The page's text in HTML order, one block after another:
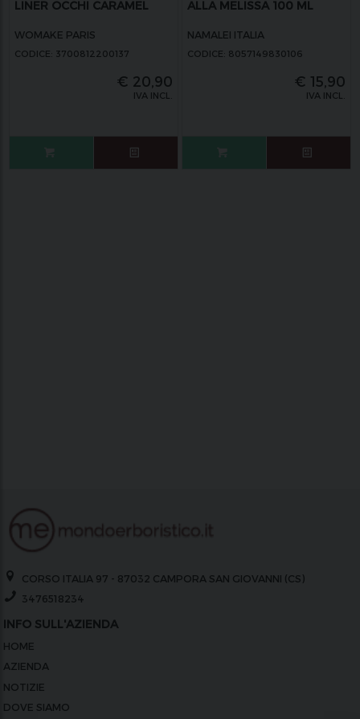
LINER OCCHI CARAMEL
WOMAKE PARIS
CODICE: 3700812200137
€ 20,90
IVA INCL.
ALLA MELISSA 100 ML
NAMALEI ITALIA
CODICE: 8057149830106
€ 15,90
IVA INCL.
CORSO ITALIA 97 - 87032 CAMPORA SAN GIOVANNI (CS)
3476518234
INFO SULL'AZIENDA
HOME
AZIENDA
NOTIZIE
DOVE SIAMO